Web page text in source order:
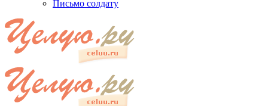
Письмо солдату